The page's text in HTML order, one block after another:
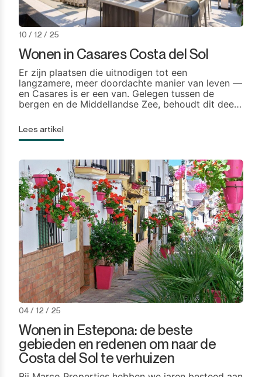
10 / 12 / 25
Wonen in Casares Costa del Sol
Er zijn plaatsen die uitnodigen tot een
langzamere, meer doordachte manier van leven —
en Casares is er een van. Gelegen tussen de
bergen en de Middellandse Zee, behoudt dit deel
Andalusië terwijl het een discreet gewilde
woonbestemming in Zuid-Europa wordt. Veel
[…]
Lees artikel
04 / 12 / 25
Wonen in Estepona: de beste
gebieden en redenen om naar de
Costa del Sol te verhuizen